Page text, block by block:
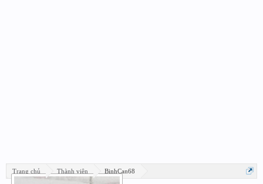
Trang chủ Thành viên BinhCan68